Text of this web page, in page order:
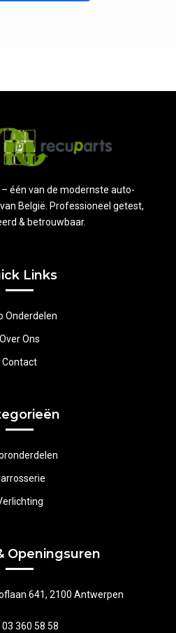
één van de modernste auto-
België. Professioneel getest,
& betrouwbaar.
Links
Onderdelen
Over Ons
Contact
Openingsuren
641, 2100 Antwerpen
03 360 58 58